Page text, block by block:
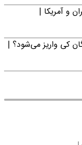
و آمریکا |
کی واریز می‌شود؟ |